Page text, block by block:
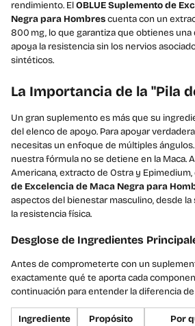
rendimiento. ElOBLUE Suplemento de
Negra para Hombrescuenta con un
800 mg, lo que garantiza que obtienes
apoya la resistencia sin los nervios
sintéticos.
La Importancia de la "Pila
Un gran suplemento es más que su
del elenco de apoyo. Para apoyar
necesitas un enfoque de múltiples
nuestra fórmula no se detiene en la Maca.
Americana, extracto de Ostra y Epimedium,
de Excelencia de Maca Negra para
aspectos del bienestar masculino, desde
la resistencia física.
Desglose de Ingredientes
Antes de comprometerte con un
exactamente qué te aporta cada
continuación para entender la diferencia de
Ingrediente Propósito
Por